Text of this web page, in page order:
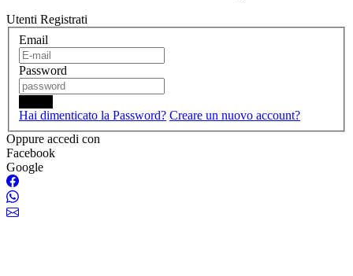
Utenti Registrati
Email
Password
Hai dimenticato la Password? Creare un nuovo account?
Oppure accedi con
Facebook
Google